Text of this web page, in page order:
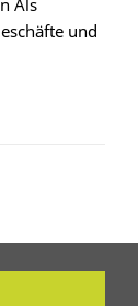
Als
und